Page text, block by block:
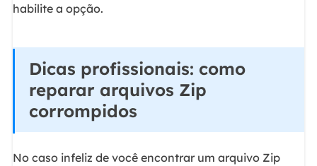
habilite a opção.
Dicas profissionais: como
reparar arquivos Zip
corrompidos
No caso infeliz de você encontrar um arquivo Zip